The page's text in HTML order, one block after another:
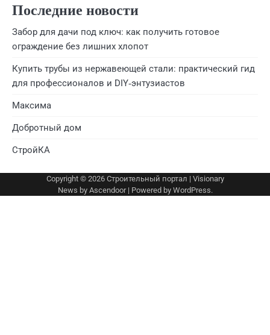
Последние новости
Забор для дачи под ключ: как получить готовое
ограждение без лишних хлопот
Купить трубы из нержавеющей стали: практический гид
для профессионалов и DIY‑энтузиастов
Максима
Добротный дом
СтройКА
Copyright © 2026 Строительный портал | Visionary
News by Ascendoor| Powered by WordPress.